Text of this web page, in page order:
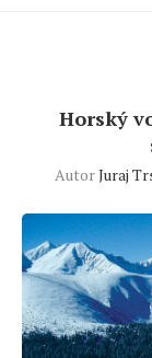
Horský
AutorJuraj